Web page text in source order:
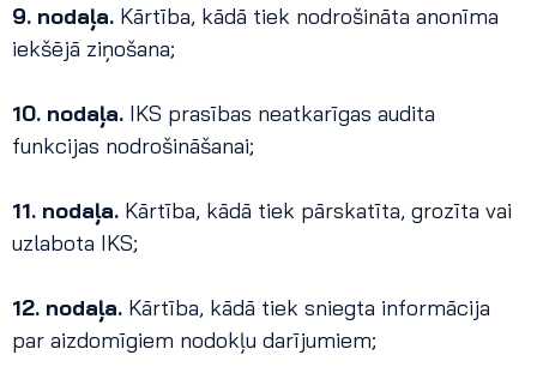
9. nodaļa. Kārtība, kādā tiek nodrošināta anonīma
iekšējā ziņošana;
10. nodaļa. IKS prasības neatkarīgas audita
funkcijas nodrošināšanai;
11. nodaļa. Kārtība, kādā tiek pārskatīta, grozīta vai
uzlabota IKS;
12. nodaļa. Kārtība, kādā tiek sniegta informācija
par aizdomīgiem nodokļu darījumiem;